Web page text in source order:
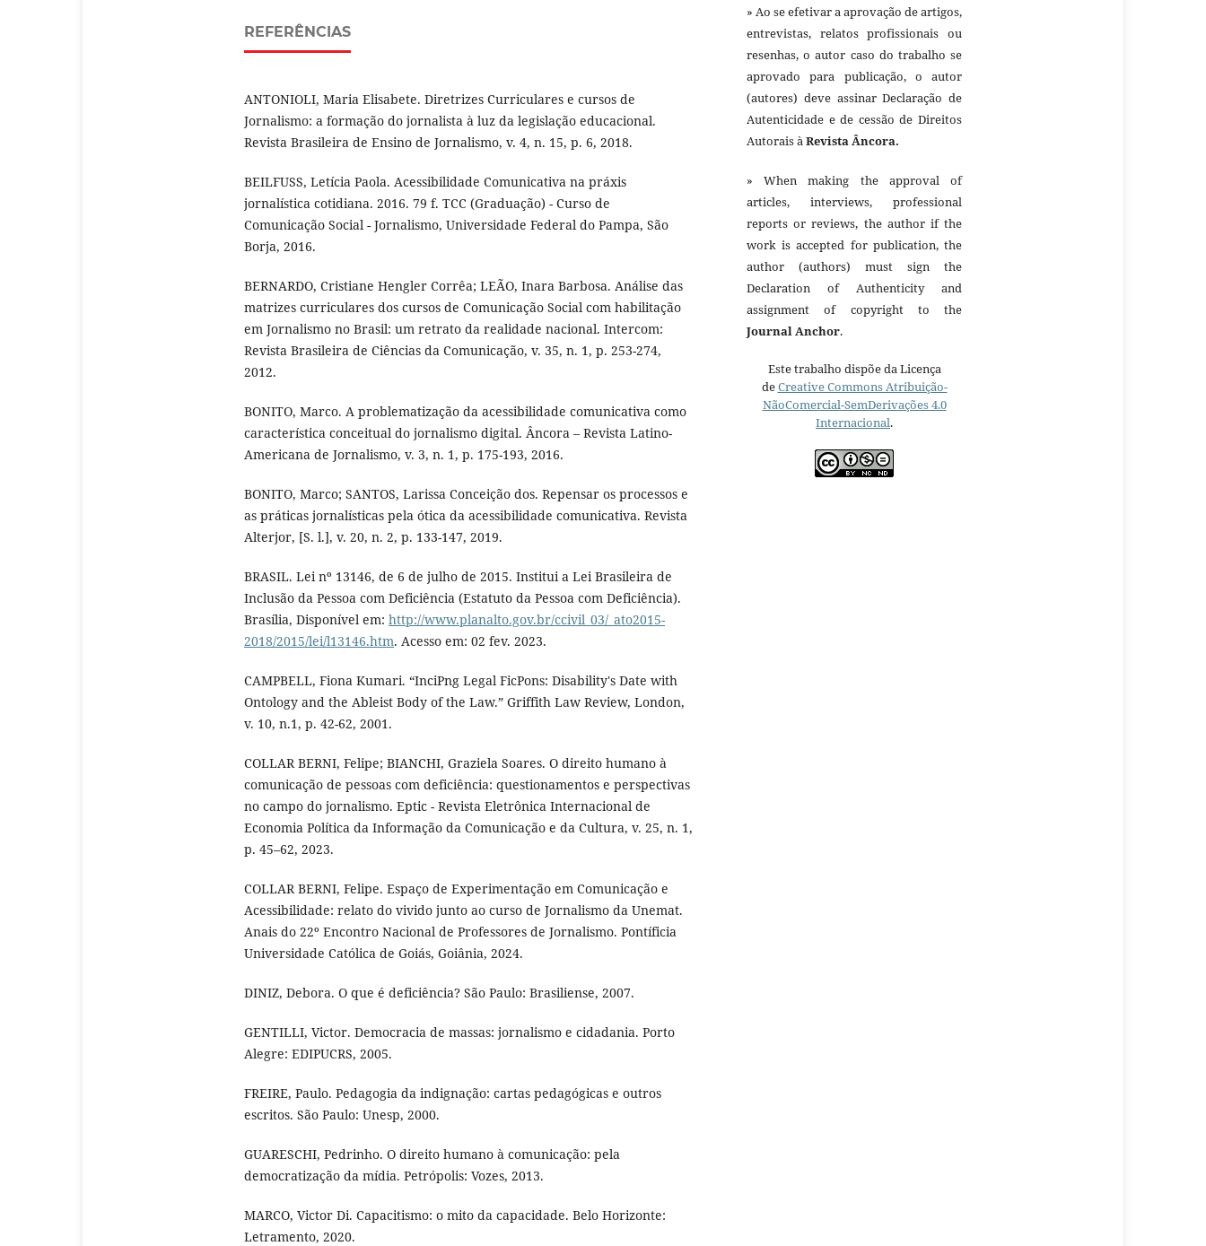
REFERÊNCIAS
ANTONIOLI, Maria Elisabete. Diretrizes Curriculares e cursos de
Jornalismo: a formação do jornalista à luz da legislação educacional.
Revista Brasileira de Ensino de Jornalismo, v. 4, n. 15, p. 6, 2018.
BEILFUSS, Letícia Paola. Acessibilidade Comunicativa na práxis
jornalística cotidiana. 2016. 79 f. TCC (Graduação) - Curso de
Comunicação Social - Jornalismo, Universidade Federal do Pampa, São
Borja, 2016.
BERNARDO, Cristiane Hengler Corrêa; LEÃO, Inara Barbosa. Análise das
matrizes curriculares dos cursos de Comunicação Social com habilitação
em Jornalismo no Brasil: um retrato da realidade nacional. Intercom:
Revista Brasileira de Ciências da Comunicação, v. 35, n. 1, p. 253-274,
2012.
BONITO, Marco. A problematização da acessibilidade comunicativa como
característica conceitual do jornalismo digital. Âncora – Revista Latino-
Americana de Jornalismo, v. 3, n. 1, p. 175-193, 2016.
BONITO, Marco; SANTOS, Larissa Conceição dos. Repensar os processos e
as práticas jornalísticas pela ótica da acessibilidade comunicativa. Revista
Alterjor, [S. l.], v. 20, n. 2, p. 133-147, 2019.
BRASIL. Lei nº 13146, de 6 de julho de 2015. Institui a Lei Brasileira de
Inclusão da Pessoa com Deficiência (Estatuto da Pessoa com Deficiência).
Brasília, Disponível em: http://www.planalto.gov.br/ccivil_03/_ato2015-
2018/2015/lei/l13146.htm. Acesso em: 02 fev. 2023.
CAMPBELL, Fiona Kumari. “InciPng Legal FicPons: Disability's Date with
Ontology and the Ableist Body of the Law.” Griffith Law Review, London,
v. 10, n.1, p. 42-62, 2001.
COLLAR BERNI, Felipe; BIANCHI, Graziela Soares. O direito humano à
comunicação de pessoas com deficiência: questionamentos e perspectivas
no campo do jornalismo. Eptic - Revista Eletrônica Internacional de
Economia Política da Informação da Comunicação e da Cultura, v. 25, n. 1,
p. 45–62, 2023.
COLLAR BERNI, Felipe. Espaço de Experimentação em Comunicação e
Acessibilidade: relato do vivido junto ao curso de Jornalismo da Unemat.
Anais do 22º Encontro Nacional de Professores de Jornalismo. Pontíficia
Universidade Católica de Goiás, Goiânia, 2024.
DINIZ, Debora. O que é deficiência? São Paulo: Brasiliense, 2007.
GENTILLI, Victor. Democracia de massas: jornalismo e cidadania. Porto
Alegre: EDIPUCRS, 2005.
FREIRE, Paulo. Pedagogia da indignação: cartas pedagógicas e outros
escritos. São Paulo: Unesp, 2000.
GUARESCHI, Pedrinho. O direito humano à comunicação: pela
democratização da mídia. Petrópolis: Vozes, 2013.
MARCO, Victor Di. Capacitismo: o mito da capacidade. Belo Horizonte:
Letramento, 2020.
» Ao se efetivar a aprovação de artigos,
entrevistas, relatos profissionais ou
resenhas, o autor caso do trabalho se
aprovado para publicação, o autor
(autores) deve assinar Declaração de
Autenticidade e de cessão de Direitos
Autorais àRevista Âncora.
» When making the approval of
articles, interviews, professional
reports or reviews, the author if the
work is accepted for publication, the
author (authors) must sign the
Declaration of Authenticity and
assignment of copyright to the
Journal Anchor.
Este trabalho dispõe da Licença
deCreative Commons Atribuição-
NãoComercial-SemDerivações 4.0
Internacional.